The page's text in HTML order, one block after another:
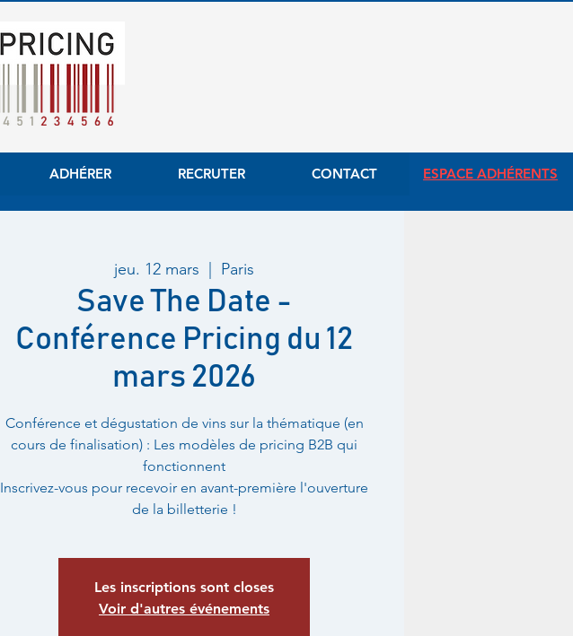
ADHÉRER RECRUTER CONTACT ESPACE ADHÉRENTS
jeu. 12 mars Paris
Save The Date -
Conférence Pricing du 12
mars 2026
Conférence et dégustation de vins sur la thématique (en
cours de finalisation) : Les modèles de pricing B2B qui
fonctionnent
Inscrivez-vous pour recevoir en avant-première l'ouverture
de la billetterie !
Les inscriptions sont closes
Voir d'autres événements